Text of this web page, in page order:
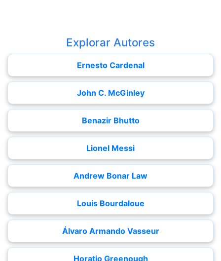
Explorar Autores
Ernesto Cardenal
John C. McGinley
Benazir Bhutto
Lionel Messi
Andrew Bonar Law
Louis Bourdaloue
Álvaro Armando Vasseur
Horatio Greenough